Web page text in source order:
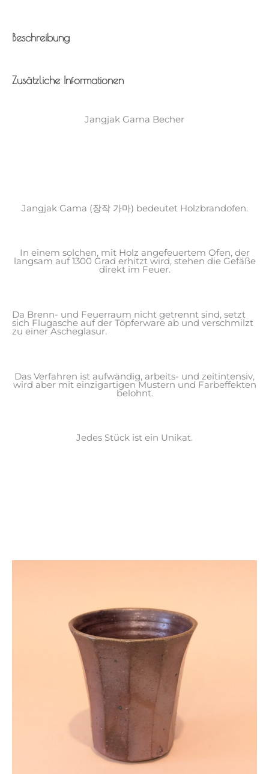
Beschreibung
Zusätzliche Informationen
Jangjak Gama Becher
Jangjak Gama (장작 가마) bedeutet Holzbrandofen.
In einem solchen, mit Holz angefeuertem Ofen, der
langsam auf 1300 Grad erhitzt wird, stehen die Gefäße
direkt im Feuer.
Da Brenn- und Feuerraum nicht getrennt sind, setzt
sich Flugasche auf der Töpferware ab und verschmilzt
zu einer Ascheglasur.
Das Verfahren ist aufwändig, arbeits- und zeitintensiv,
wird aber mit einzigartigen Mustern und Farbeffekten
belohnt.
Jedes Stück ist ein Unikat.